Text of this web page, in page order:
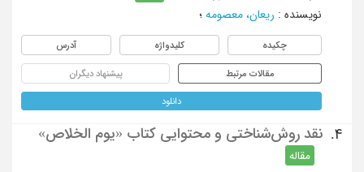
نویسنده : ریعان، معصومه ؛
چکیده کلیدواژه آدرس
مقالات مرتبط پیشنهاد دیگران
دانلود
4. نقد روش‌شناختی و محتوایی کتاب «یوم الخلاص»
مقاله